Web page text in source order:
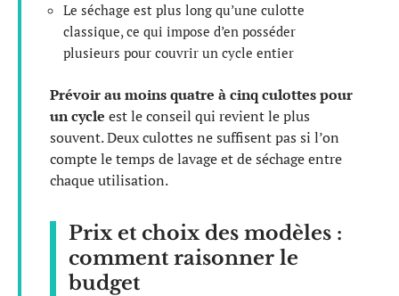
Le séchage est plus long qu’une culotte
classique, ce qui impose d’en posséder
plusieurs pour couvrir un cycle entier
Prévoir au moins quatre à cinq culottes pour
un cycle est le conseil qui revient le plus
souvent. Deux culottes ne suffisent pas si l’on
compte le temps de lavage et de séchage entre
chaque utilisation.
Prix et choix des modèles :
comment raisonner le
budget